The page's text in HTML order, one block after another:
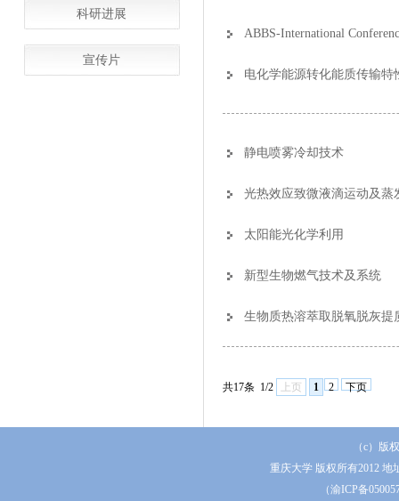
科研进展
宣传片
ABBS-International
电化学能源转化能质传输特
静电喷雾冷却技术
光热效应致微液滴运动及蒸
太阳能光化学利用
新型生物燃气技术及系统
生物质热溶萃取脱氧脱灰提
共17条 1/2 上页 1 2 下页
（c）版
重庆大学 版权所有2012 地
（渝ICP备